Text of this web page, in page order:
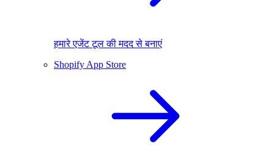
हमारे एजेंट टूल की मदद से बनाएं
Shopify App Store